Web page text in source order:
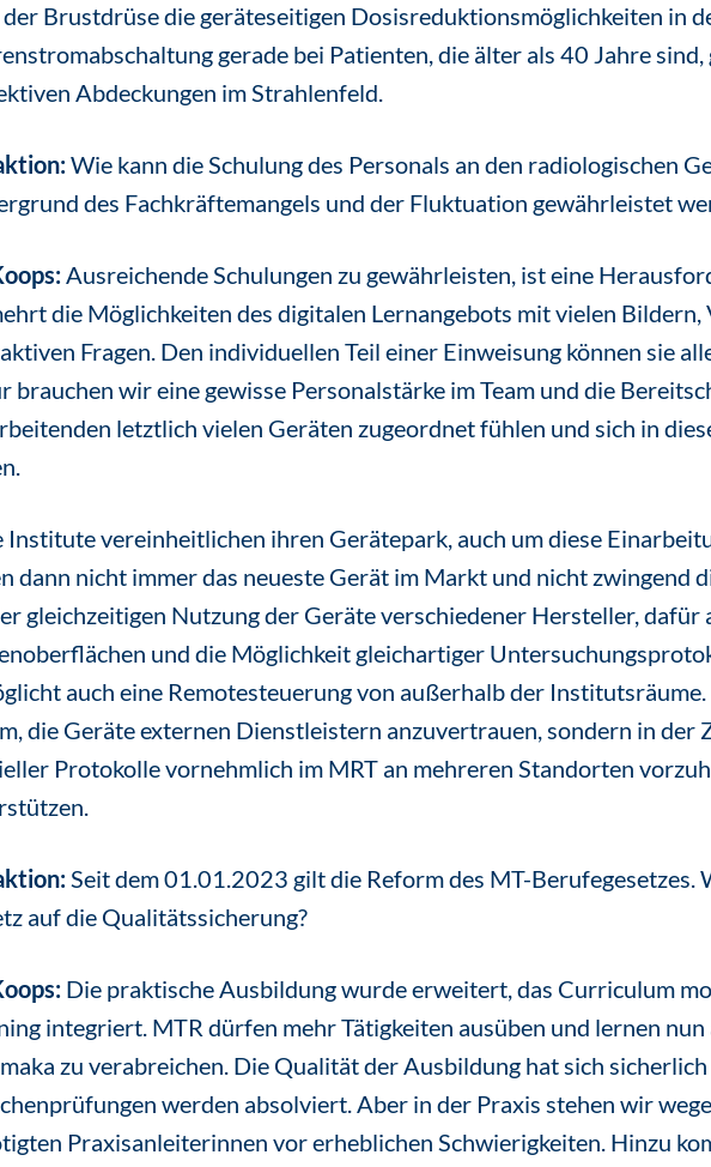
Brustdrüse die geräteseitigen Dosisreduktionsmöglichkeiten in
gerade bei Patienten, die älter als 40 Jahre
Abdeckungen im Strahlenfeld.
Wie kann die Schulung des Personals an den radiologischen
des Fachkräftemangels und der Fluktuation gewährleistet
Ausreichende Schulungen zu gewährleisten, ist eine
die Möglichkeiten des digitalen Lernangebots mit vielen Bildern,
Fragen. Den individuellen Teil einer Einweisung können sie
brauchen wir eine gewisse Personalstärke im Team und die
letztlich vielen Geräten zugeordnet fühlen und sich in
Institute vereinheitlichen ihren Gerätepark, auch um diese
dann nicht immer das neueste Gerät im Markt und nicht zwingend
gleichzeitigen Nutzung der Geräte verschiedener Hersteller,
und die Möglichkeit gleichartiger
auch eine Remotesteuerung von außerhalb der
die Geräte externen Dienstleistern anzuvertrauen, sondern in der
Protokolle vornehmlich im MRT an mehreren Standorten
Seit dem 01.01.2023 gilt die Reform des MT-Berufegesetzes.
auf die Qualitätssicherung?
Die praktische Ausbildung wurde erweitert, das Curriculum
integriert. MTR dürfen mehr Tätigkeiten ausüben und lernen nun
zu verabreichen. Die Qualität der Ausbildung hat sich
werden absolviert. Aber in der Praxis stehen wir
Praxisanleiterinnen vor erheblichen Schwierigkeiten. Hinzu